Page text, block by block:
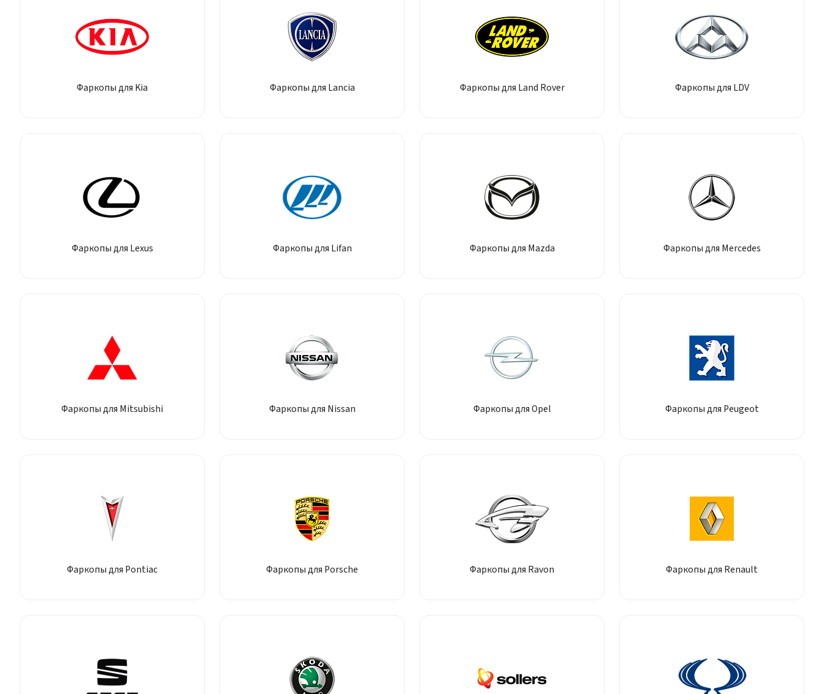
Фаркопы для Kia Фаркопы для Lancia Фаркопы для Land Rover Фаркопы для LDV
Фаркопы для Lexus Фаркопы для Lifan Фаркопы для Mazda Фаркопы для Mercedes
Фаркопы для Mitsubishi Фаркопы для Nissan Фаркопы для Opel Фаркопы для Peugeot
Фаркопы для Pontiac Фаркопы для Porsche Фаркопы для Ravon Фаркопы для Renault